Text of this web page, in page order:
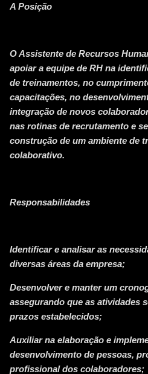
A Posição
O Assistente de Recursos
apoiar a equipe de RH na
de treinamentos, no
capacitações, no
integração de novos
nas rotinas de recrutamento e
construção de um ambiente de
colaborativo.
Responsabilidades
Identificar e analisar as
diversas áreas da empresa;
Desenvolver e manter um
assegurando que as atividades
prazos estabelecidos;
Auxiliar na elaboração e
desenvolvimento de pessoas,
profissional dos colaboradores;